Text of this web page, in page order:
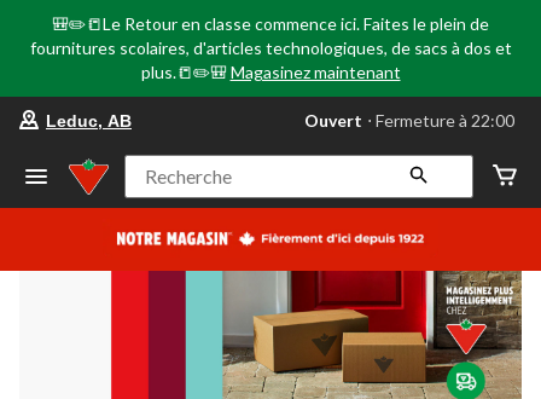
🎒✏️📒Le Retour en classe commence ici. Faites le plein de
fournitures scolaires, d'articles technologiques, de sacs à dos et
plus.📒✏️🎒 Magasinez maintenant
votre
préféré
Leduc,
AB,
courament
Fermeture
à
22:00
cliquer
pour
changer
Leduc, AB Ouvert ⋅ Fermeture à 22:00
Recherche